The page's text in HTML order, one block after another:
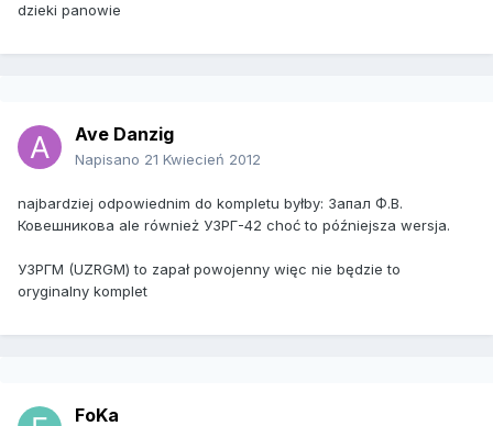
dzieki panowie
Ave Danzig
Napisano 21 Kwiecień 2012
najbardziej odpowiednim do kompletu byłby: Запал Ф.В.
Ковешникова ale również УЗРГ-42 choć to późniejsza wersja.
УЗРГM (UZRGM) to zapał powojenny więc nie będzie to
oryginalny komplet
FoKa